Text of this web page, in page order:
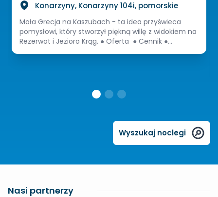
Konarzyny, Konarzyny 104i, pomorskie
Mała Grecja na Kaszubach - ta idea przyświeca
pomysłowi, który stworzył piękną willę z widokiem na
Rezerwat i Jezioro Krąg. ● Oferta ● Cennik ●...
Wyszukaj noclegi
Nasi partnerzy